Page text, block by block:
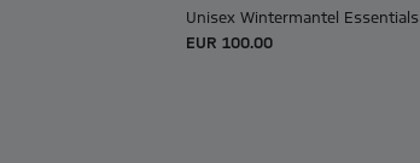
Unisex Wintermantel Essentials
EUR 100.00